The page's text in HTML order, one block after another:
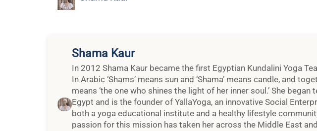
where she has taught in Jordan, Kuwait, Palesinte, Dubai, Morocco
More Related Blogs
核心调整冥想